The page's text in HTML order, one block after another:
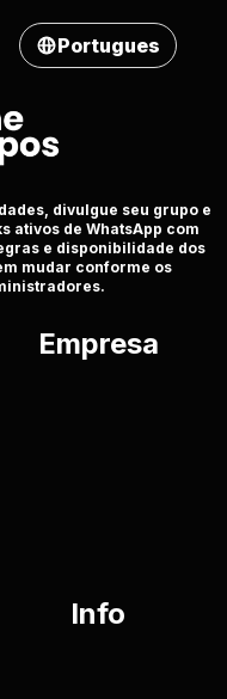
Portugues
divulgue seu grupo e
ativos de WhatsApp com
e disponibilidade dos
mudar conforme os
Empresa
Info